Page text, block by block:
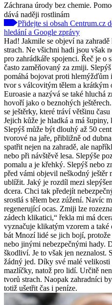
Záchrana úrody bez chemie.
dává naději rostlinám
Přidejte si obsah Centrum.cz
hledání a Google zprávy
Had! Jakmile se objeví na
strach. Ne všichni hadi jsou však
pro zahrádkáře spojenci. Řeč je o
často zaměňovaný za zmiji.
pomáhá bojovat proti
tvor s válcovitým tělem a krátkým
Euroasie a nazývá se také hluchá
hovoří jako o beznohých
se ještěrky, které tráví většinu
Jejich kůže je hladká a má
Slepýš může být dlouhý až 50
tvorové na jaře, přibližně od
spatřit nejen na zahradě, ale
nebo při návštěvě lesa. Slepýše
pomalu a je křehký. Slepýš nebo
před vámi objevil neškodný ještěr
ublížit. Jaký je rozdíl mezi
dcera. Chci tak předejít
srostlá s tělem bez zúžení. Navíc
regenerující ocas. Zmiji lze
zádech klikatici,“ řekla mi má
vyznačuje klikatým vzorem a také
bát Mnozí lidé se jich bojí,
nebo jinými nebezpečnými hady.
škodliví. Je to však jen neznalost.
žádný jed. Díky své malé
mazlíčky, natož pro lidí. Určitě
tvorů strach. Naopak zahradníci
totiž ušetřit čas i peníze.